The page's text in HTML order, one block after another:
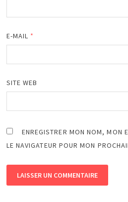
E-MAIL *
SITE WEB
ENREGISTRER MON NOM, MON
LE NAVIGATEUR POUR MON